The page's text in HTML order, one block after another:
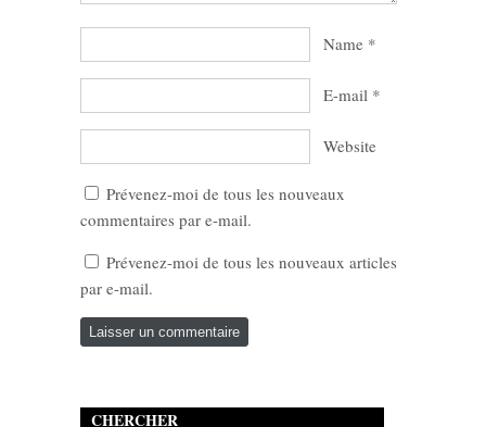
Name *
E-mail *
Website
Prévenez-moi de tous les nouveaux
commentaires par e-mail.
Prévenez-moi de tous les nouveaux articles
par e-mail.
CHERCHER